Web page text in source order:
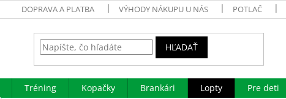
DOPRAVA A PLATBA VÝHODY NÁKUPU U NÁS POTLAČ
HĽADAŤ
Tréning Kopačky Brankári Lopty Pre deti